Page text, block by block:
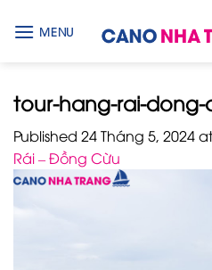
MENU
tour-hang-rai-dong-
Published 24 Tháng 5, 2024
Rái – Đồng Cừu